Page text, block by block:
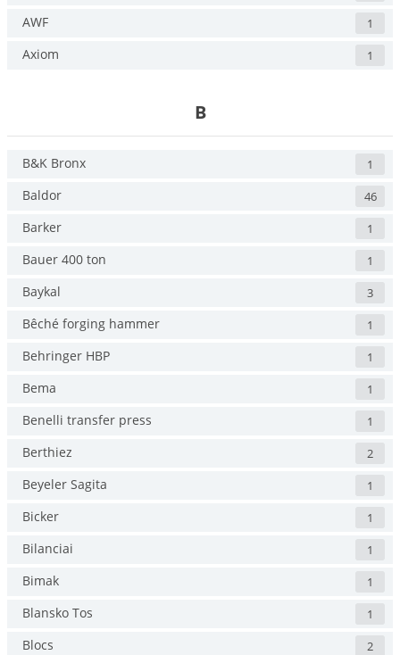
AWF 1
Axiom 1
B
B&K Bronx 1
Baldor 46
Barker 1
Bauer 400 ton 1
Baykal 3
Bêché forging hammer 1
Behringer HBP 1
Bema 1
Benelli transfer press 1
Berthiez 2
Beyeler Sagita 1
Bicker 1
Bilanciai 1
Bimak 1
Blansko Tos 1
Blocs 2